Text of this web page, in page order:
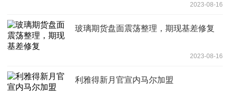
2023-08-16
玻璃期货盘面震荡整理，期现基差修复
2023-08-16
利雅得新月官宣内马尔加盟